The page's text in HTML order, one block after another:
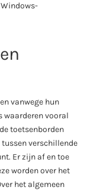
vanwege hun
vooral
toetsenborden
verschillende
Er zijn af en toe
worden over het
het algemeen